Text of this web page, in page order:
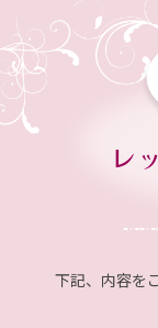
レ
下記、内容を